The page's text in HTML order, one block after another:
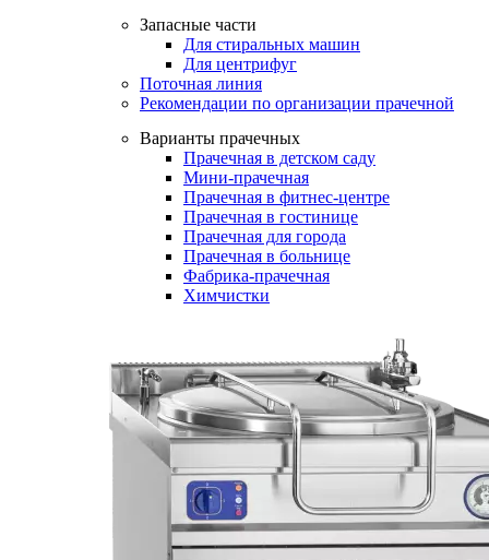
Запасные части
Для стиральных машин
Для центрифуг
Поточная линия
Рекомендации по организации прачечной
Варианты прачечных
Прачечная в детском саду
Мини-прачечная
Прачечная в фитнес-центре
Прачечная в гостинице
Прачечная для города
Прачечная в больнице
Фабрика-прачечная
Химчистки